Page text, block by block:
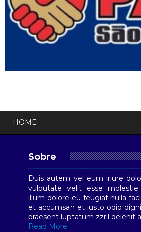
HOME
Sobre
Duis autem vel eum iriure
vulputate velit esse molestie
illum dolore eu feugiat nulla
et accumsan et iusto odio
praesent luptatum zzril delenit
Read More